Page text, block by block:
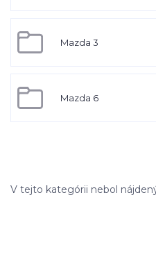
Mazda 3
Mazda 6
V tejto kategórii nebol